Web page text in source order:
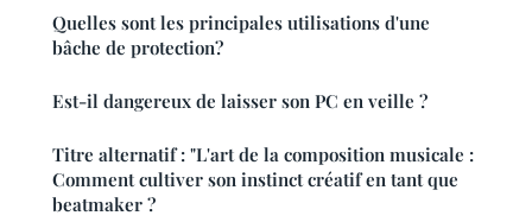
Quelles sont les principales utilisations d'une
bâche de protection?
Est-il dangereux de laisser son PC en veille ?
Titre alternatif : "L'art de la composition musicale :
Comment cultiver son instinct créatif en tant que
beatmaker ?